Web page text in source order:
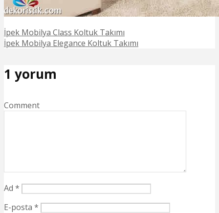
İpek Mobilya Class Koltuk Takımı
İpek Mobilya Elegance Koltuk Takımı
1 yorum
Comment
Ad *
E-posta *